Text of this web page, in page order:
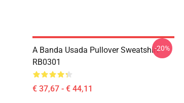
A Banda Usada Pullover Sweatshirt
RB0301
€ 37,67 - € 44,11
-20%